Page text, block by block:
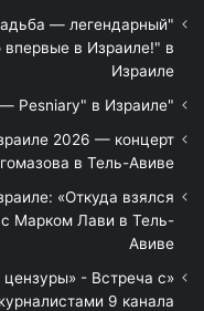
— легендарный
впервые в Израиле!" в
Израиле
"Песняры — Pesniary" в Израиле
2026 — концерт
в Тель-Авиве
«Откуда взялся
Марком Лави в Тель-
Авиве
цензуры» - Встреча с
9 канала